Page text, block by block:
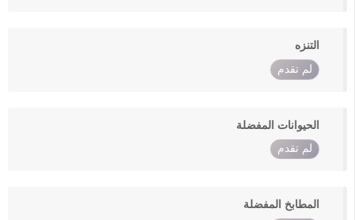
التنزه
لم تقدم
الحيوانات المفضلة
لم تقدم
المطابخ المفضلة